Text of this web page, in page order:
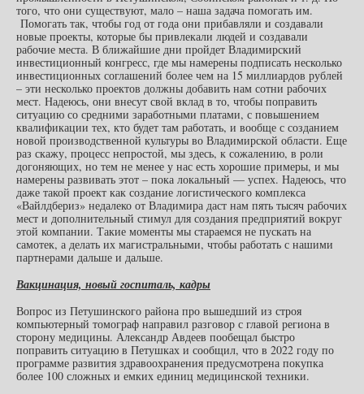
того, что они существуют, мало – наша задача помогать им.
Помогать так, чтобы год от года они прибавляли и создавали
новые проекты, которые бы привлекали людей и создавали
рабочие места. В ближайшие дни пройдет Владимирский
инвестиционный конгресс, где мы намерены подписать несколько
инвестиционных соглашений более чем на 15 миллиардов рублей
– эти несколько проектов должны добавить нам сотни рабочих
мест. Надеюсь, они внесут свой вклад в то, чтобы поправить
ситуацию со средними заработными платами, с повышением
квалификации тех, кто будет там работать, и вообще с созданием
новой производственной культуры во Владимирской области. Еще
раз скажу, процесс непростой, мы здесь, к сожалению, в роли
догоняющих, но тем не менее у нас есть хорошие примеры, и мы
намерены развивать этот – пока локальный — успех. Надеюсь, что
даже такой проект как создание логистического комплекса
«Вайлдбериз» недалеко от Владимира даст нам пять тысяч рабочих
мест и дополнительный стимул для создания предприятий вокруг
этой компании. Такие моменты мы стараемся не пускать на
самотек, а делать их магистральными, чтобы работать с нашими
партнерами дальше и дальше.
Вакцинация, новый госпиталь, кадры
Вопрос из Петушинского района про вышедший из строя
компьютерный томограф направил разговор с главой региона в
сторону медицины. Александр Авдеев пообещал быстро
поправить ситуацию в Петушках и сообщил, что в 2022 году по
программе развития здравоохранения предусмотрена покупка
более 100 сложных и емких единиц медицинской техники.